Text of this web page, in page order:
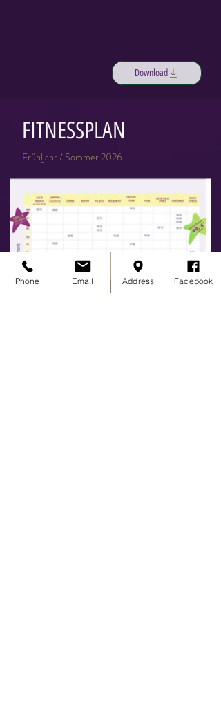
Download
FITNESSPLAN
Frühljahr / Sommer 2026
Phone Email Address Facebook